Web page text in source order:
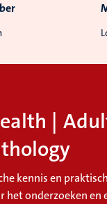
|
kennis en
het onderzoeken en